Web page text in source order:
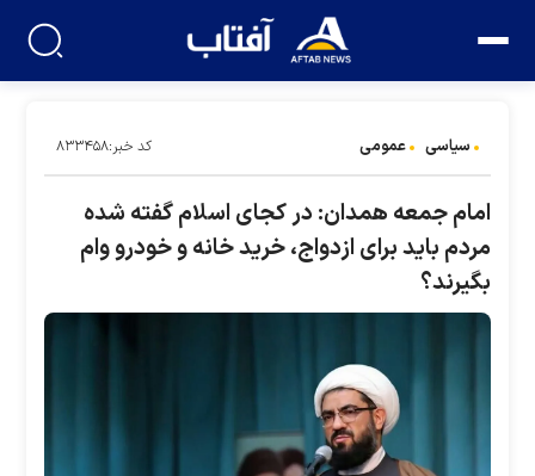
سیاسی عمومی کد خبر:۸۳۳۴۵۸
امام جمعه همدان: در کجای اسلام گفته شده
مردم باید برای ازدواج، خرید خانه و خودرو وام
بگیرند؟